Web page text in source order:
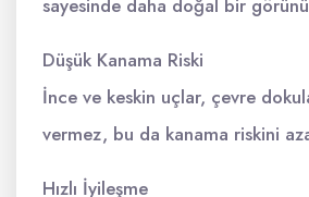
sayesinde daha doğal bir
Düşük Kanama Riski
İnce ve keskin uçlar, çevre
vermez, bu da kanama riskini
Hızlı İyileşme